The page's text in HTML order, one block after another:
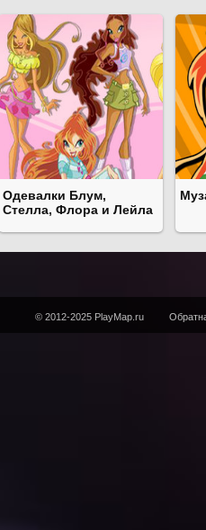
Одевалки Блум,
Стелла, Флора и Лейла
© 2012-2025 PlayMap.ru